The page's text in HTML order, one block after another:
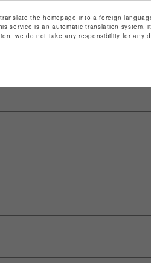
店舗名
特定商取引法
ショップお問
the homepage into a foreign
service is an automatic translation
we do not take any responsibility for any